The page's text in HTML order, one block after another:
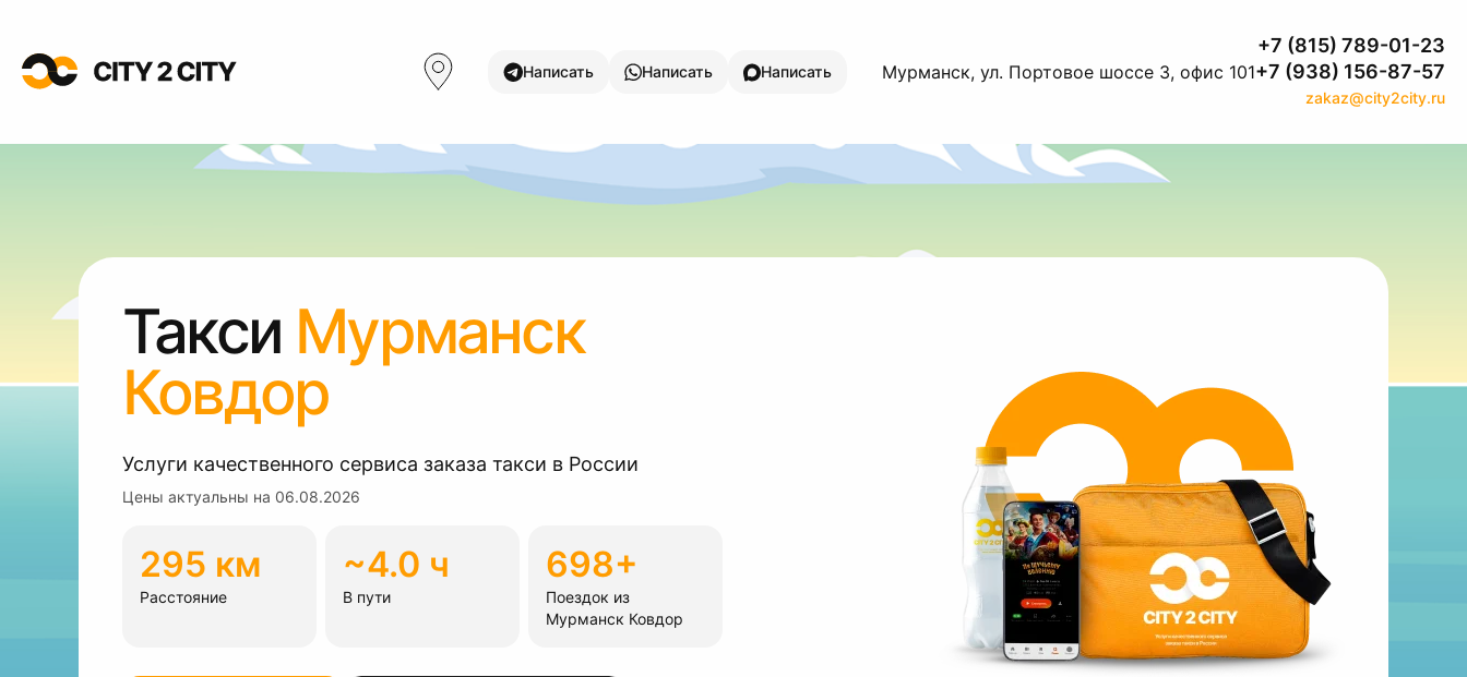
Написать Написать Написать Мурманск, ул. Портовое шоссе 3, офис 101
+7 (815) 789-01-23
+7 (938) 156-87-57
zakaz@city2city.ru
Такси Мурманск
Ковдор
Услуги качественного сервиса заказа такси в России
Цены актуальны на 06.08.2026
295 км
Расстояние
~4.0 ч
В пути
698+
Поездок из
Мурманск Ковдор